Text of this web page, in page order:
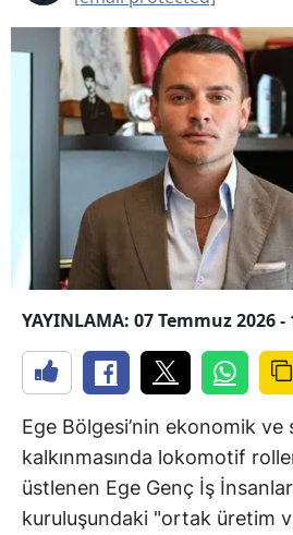
YAYINLAMA: 07 Temmuz 2026 -
Ege Bölgesi’nin ekonomik ve
kalkınmasında lokomotif
üstlenen Ege Genç İş
kuruluşundaki "ortak üretim